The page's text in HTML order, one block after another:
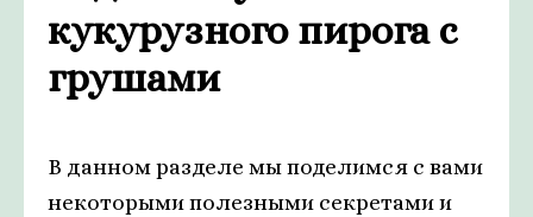
кукурузного пирога с
грушами
В данном разделе мы поделимся с вами
некоторыми полезными секретами и